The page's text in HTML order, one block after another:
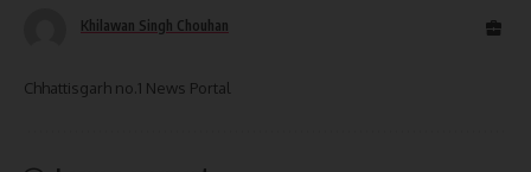
Khilawan Singh Chouhan
Chhattisgarh no.1 News Portal